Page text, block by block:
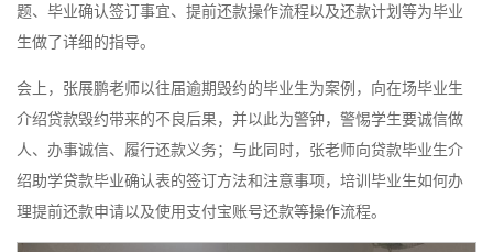
题、毕业确认签订事宜、提前还款操作流程以及还款计划等为毕业
生做了详细的指导。
会上，张展鹏老师以往届逾期毁约的毕业生为案例，向在场毕业生
介绍贷款毁约带来的不良后果，并以此为警钟，警惕学生要诚信做
人、办事诚信、履行还款义务；与此同时，张老师向贷款毕业生介
绍助学贷款毕业确认表的签订方法和注意事项，培训毕业生如何办
理提前还款申请以及使用支付宝账号还款等操作流程。